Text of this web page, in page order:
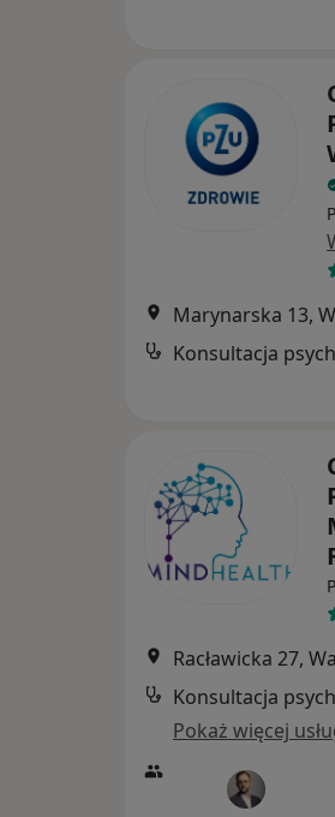
Marynarska 13,
Konsultacja
Racławicka 27,
Pokaż więcej